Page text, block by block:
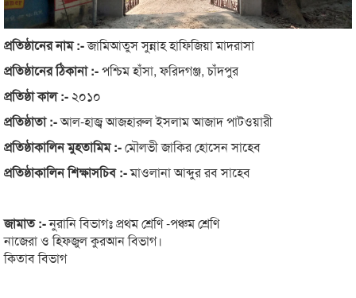
প্রতিষ্ঠানের নাম :-জামিআতুস সুন্নাহ হাফিজিয়া মাদরাসা
প্রতিষ্ঠানের ঠিকানা :-পশ্চিম হাঁসা, ফরিদগঞ্জ, চাঁদপুর
প্রতিষ্ঠা কাল :- ২০১০
প্রতিষ্ঠাতা :-আল-হাজ্ব আজহারুল ইসলাম আজাদ পাটওয়ারী
প্রতিষ্ঠাকালিন মুহতামিম :-মৌলভী জাকির হোসেন সাহেব
প্রতিষ্ঠাকালিন শিক্ষাসচিব :-মাওলানা আব্দুর রব সাহেব
জামাত :-নুরানি বিভাগঃ প্রথম শ্রেণি -পঞ্চম শ্রেণি
নাজেরা ও হিফজুল কুরআন বিভাগ।
কিতাব বিভাগ